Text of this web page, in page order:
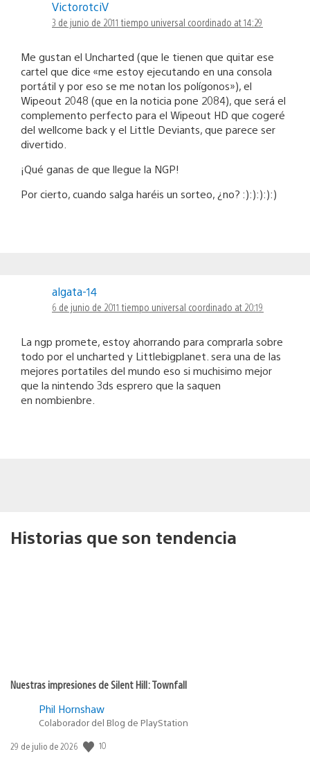
VictorotciV
3 de junio de 2011 tiempo universal coordinado at 14:29
Me gustan el Uncharted (que le tienen que quitar ese
cartel que dice «me estoy ejecutando en una consola
portátil y por eso se me notan los polígonos»), el
Wipeout 2048 (que en la noticia pone 2084), que será el
complemento perfecto para el Wipeout HD que cogeré
del wellcome back y el Little Deviants, que parece ser
divertido.
¡Qué ganas de que llegue la NGP!
Por cierto, cuando salga haréis un sorteo, ¿no? :):):):):)
algata-14
6 de junio de 2011 tiempo universal coordinado at 20:19
La ngp promete, estoy ahorrando para comprarla sobre
todo por el uncharted y Littlebigplanet. sera una de las
mejores portatiles del mundo eso si muchisimo mejor
que la nintendo 3ds esprero que la saquen
en nombienbre.
Historias que son tendencia
Nuestras impresiones de Silent Hill: Townfall
Phil Hornshaw
Colaborador del Blog de PlayStation
Fecha
29 de julio de 2026 10